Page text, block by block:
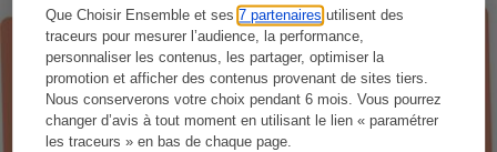
Que Choisir Ensemble et ses7 partenaires utilisent des
traceurs pour mesurer l’audience, la performance,
personnaliser les contenus, les partager, optimiser la
promotion et afficher des contenus provenant de sites tiers.
Nous conserverons votre choix pendant 6 mois. Vous pourrez
changer d’avis à tout moment en utilisant le lien « paramétrer
les traceurs » en bas de chaque page.